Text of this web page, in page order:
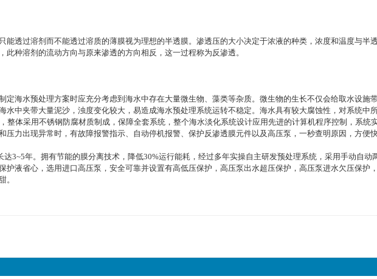
透过溶剂而不能透过溶质的薄膜视为理想的半透膜。渗透压的大小决定于浓液的种类，浓度和温度与半
种溶剂的流动方向与原来渗透的方向相反，这一过程称为反渗透。
海水预处理方案时应充分考虑到海水中存在大量微生物、藻类等杂质。微生物的生长不仅会给取水设施
中夹带大量泥沙，浊度变化较大，易造成海水预处理系统运转不稳定。海水具有较大腐蚀性，对系统中
体采用不锈钢防腐材质制成，保障全套系统，整个海水淡化系统设计应用先进的计算机程序控制，系统
力出现异常时，有故障报警指示、自动停机报警、保护反渗透膜元件以及高压泵，一秒查明原因，方便
3~5年。拥有节能的膜分离技术，降低30%运行能耗，经过多年实操自主研发预处理系统，采用手动自动
液省心，选用进口高压泵，安全可靠并设置有高低压保护，高压泵出水超压保护，高压泵进水欠压保护
。